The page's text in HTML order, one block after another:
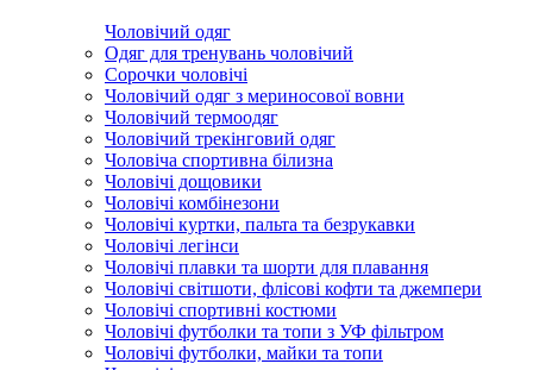
Чоловічий одяг
Одяг для тренувань чоловічий
Сорочки чоловічі
Чоловічий одяг з мериносової вовни
Чоловічий термоодяг
Чоловічий трекінговий одяг
Чоловіча спортивна білизна
Чоловічі дощовики
Чоловічі комбінезони
Чоловічі куртки, пальта та безрукавки
Чоловічі легінси
Чоловічі плавки та шорти для плавання
Чоловічі світшоти, флісові кофти та джемпери
Чоловічі спортивні костюми
Чоловічі футболки та топи з УФ фільтром
Чоловічі футболки, майки та топи